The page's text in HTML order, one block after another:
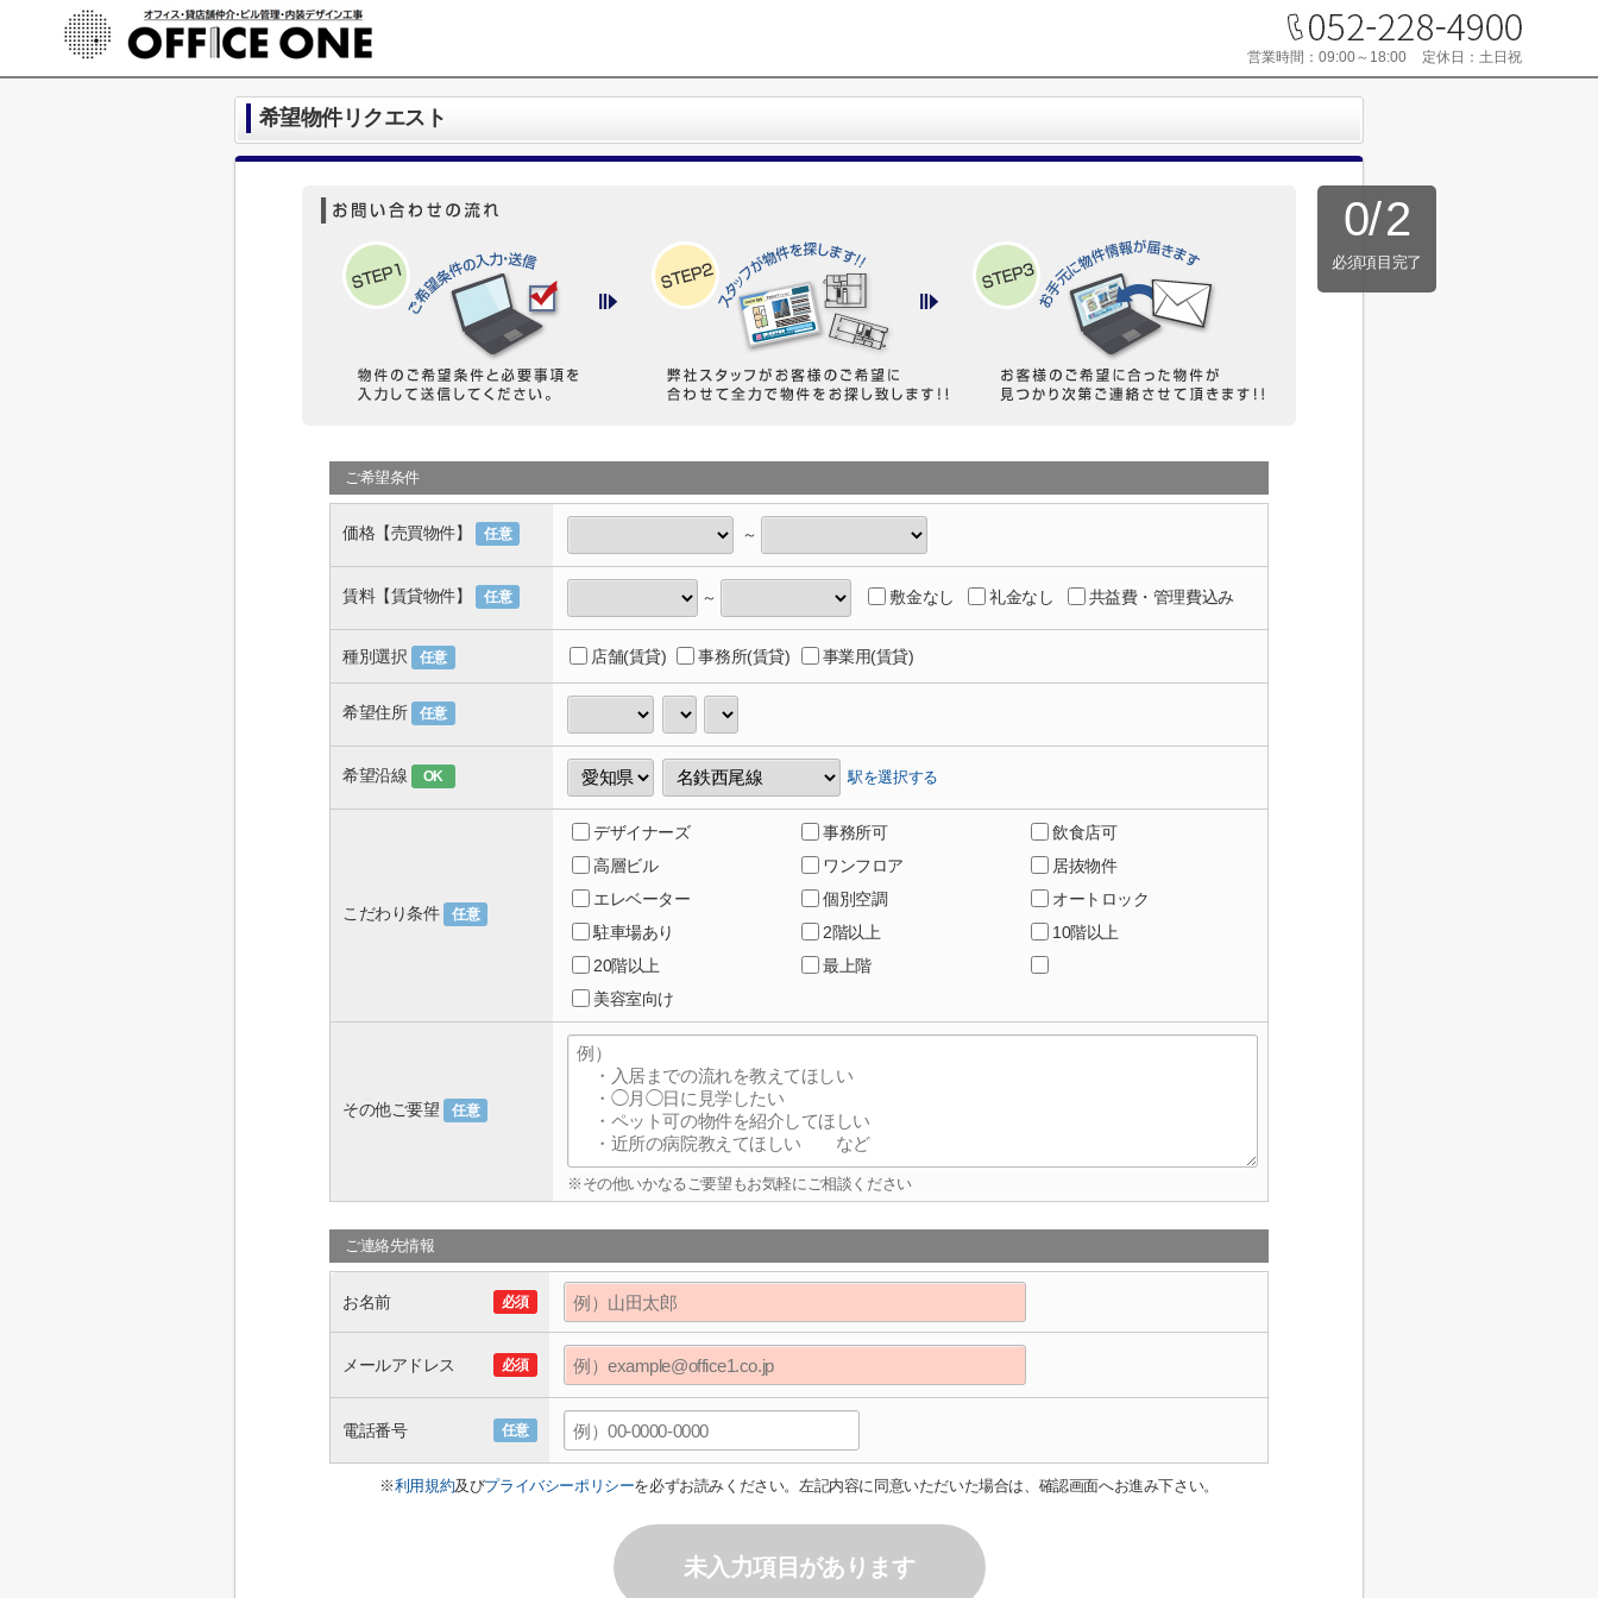
営業時間： 09:00～18:00 定休日： 土日祝
希望物件リクエスト
0/2
必須項目完了
ご希望条件
価格【売買物件】 任意 ～
賃料【賃貸物件】 任意 ～ 敷金なし 礼金なし 共益費・管理費込み
種別選択 任意 店舗(賃貸) 事務所(賃貸) 事業用(賃貸)
希望住所 任意
希望沿線 OK 駅を選択する
こだわり条件 任意
デザイナーズ 事務所可
飲食店可
高層ビル
ワンフロア
居抜物件
エレベーター
個別空調
オートロック
駐車場あり
2階以上
10階以上
20階以上
最上階
美容室向け
その他ご要望 任意
※その他いかなるご要望もお気軽にご相談ください
ご連絡先情報
お名前 必須
メールアドレス 必須
電話番号 任意
※利用規約及びプライバシーポリシーを必ずお読みください。左記内容に同意いただいた場合は、確認画面へお進み下さい。
未入力項目があります